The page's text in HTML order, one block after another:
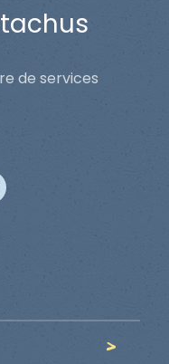
de services